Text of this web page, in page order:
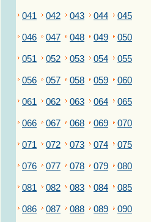
041 042 043 044 045
046 047 048 049 050
051 052 053 054 055
056 057 058 059 060
061 062 063 064 065
066 067 068 069 070
071 072 073 074 075
076 077 078 079 080
081 082 083 084 085
086 087 088 089 090